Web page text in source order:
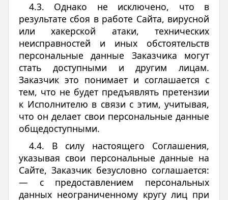
4.3. Однако не исключено, что в
результате сбоя в работе Сайта, вирусной
или хакерской атаки, технических
неисправностей и иных обстоятельств
персональные данные Заказчика могут
стать доступными и другим лицам.
Заказчик это понимает и соглашается с
тем, что не будет предъявлять претензии
к Исполнителю в связи с этим, учитывая,
что он делает свои персональные данные
общедоступными.
4.4. В силу настоящего Соглашения,
указывая свои персональные данные на
Сайте, Заказчик безусловно соглашается:
— с предоставлением персональных
данных неограниченному кругу лиц при